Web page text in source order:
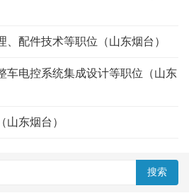
配件技术等职位（山东烟台）
车电控系统集成设计等职位（山东
山东烟台）